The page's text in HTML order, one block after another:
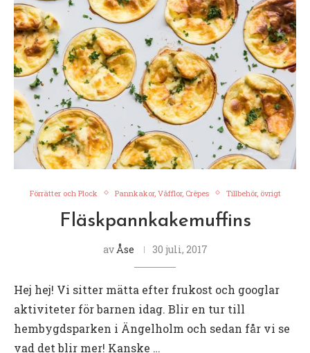
Förrätter och Plock Pannkakor, Våfflor, Crêpes Tillbehör, övrigt
Fläskpannkakemuffins
av Åse 30 juli, 2017
Hej hej! Vi sitter mätta efter frukost och googlar
aktiviteter för barnen idag. Blir en tur till
hembygdsparken i Ängelholm och sedan får vi se
vad det blir mer! Kanske …